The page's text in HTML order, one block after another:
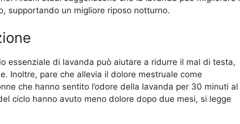
supportando un migliore riposo notturno.
essenziale di lavanda può aiutare a ridurre il mal di testa,
Inoltre, pare che allevia il dolore mestruale come
che hanno sentito l’odore della lavanda per 30 minuti al
ciclo hanno avuto meno dolore dopo due mesi, si legge